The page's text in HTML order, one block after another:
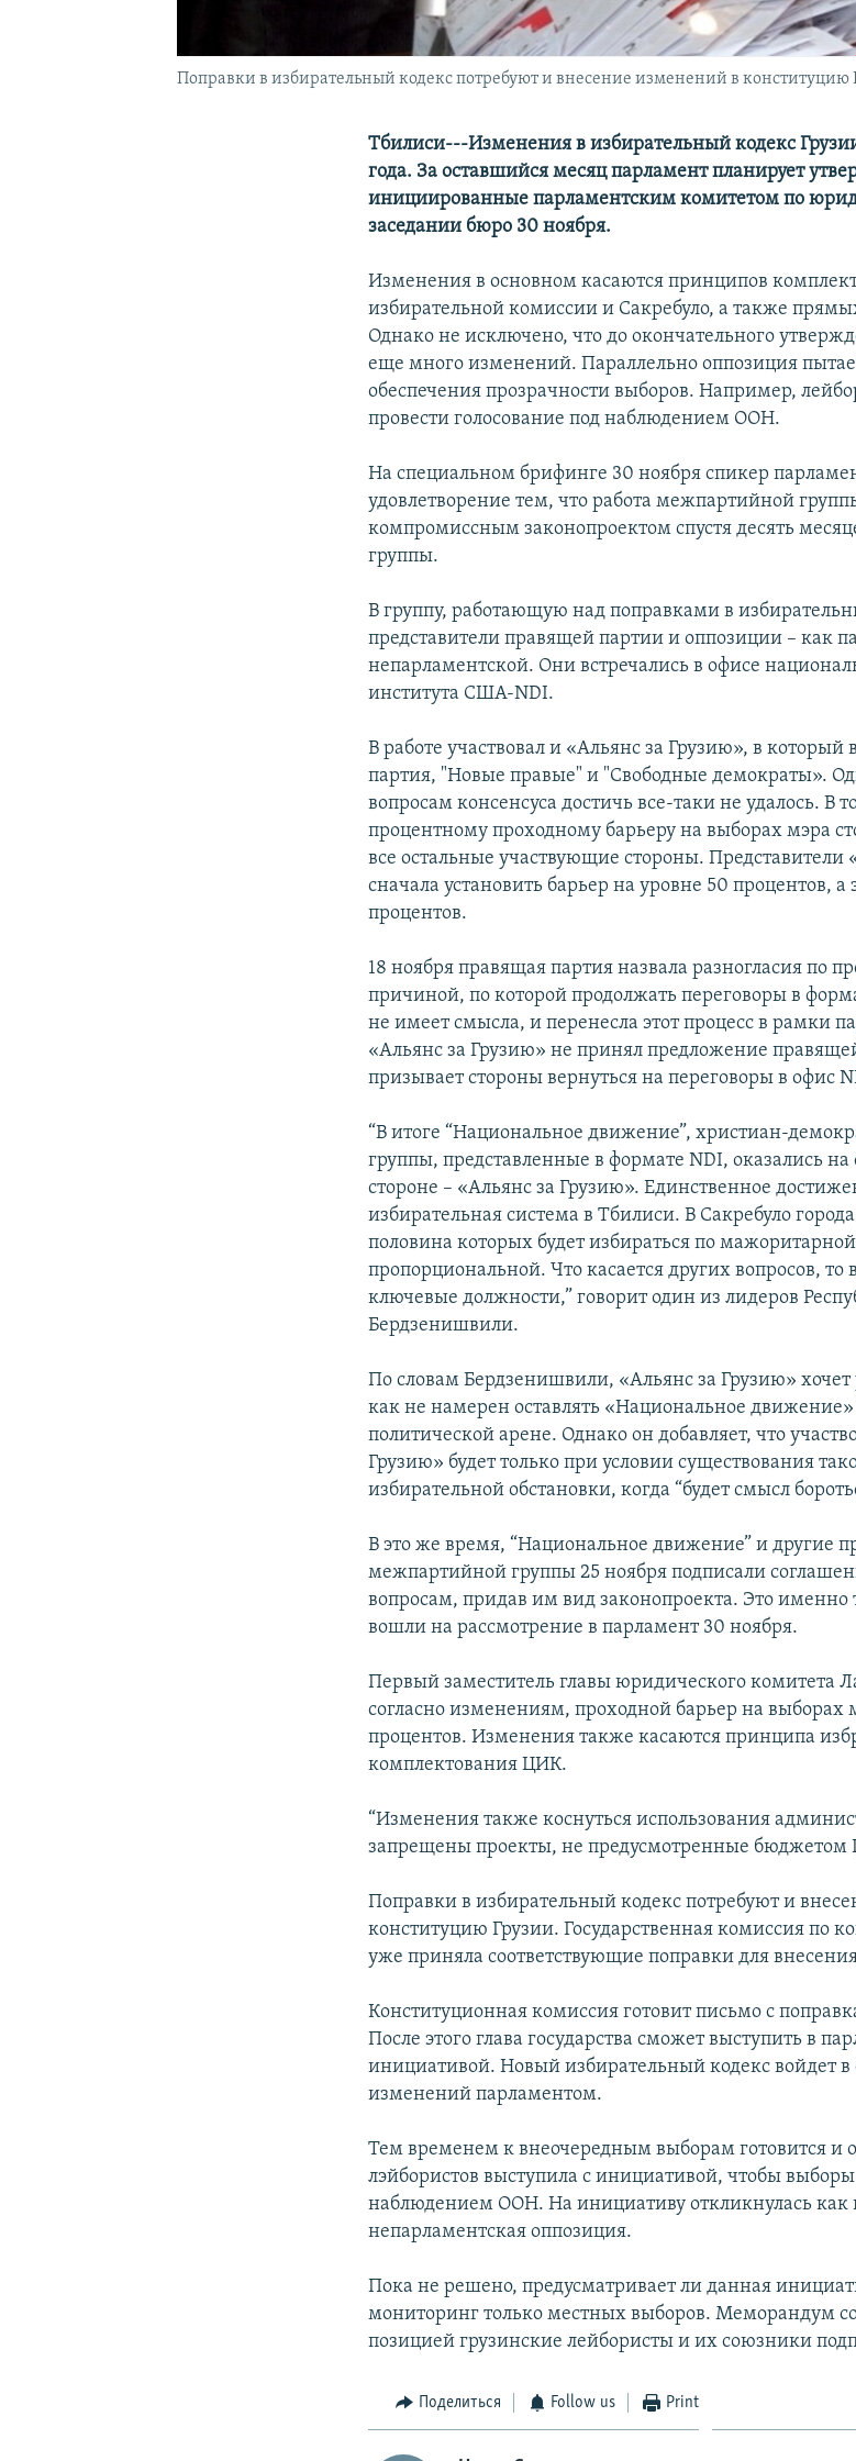
Поправки в избирательный кодекс потребуют и внесение изменений в конституцию
Тбилиси---Изменения в избирательный кодекс
года. За оставшийся месяц парламент планирует
инициированные парламентским комитетом по
заседании бюро 30 ноября.
Изменения в основном касаются принципов
избирательной комиссии и Сакребуло, а также
Однако не исключено, что до окончательного
еще много изменений. Параллельно оппозиция
обеспечения прозрачности выборов. Например,
провести голосование под наблюдением ООН.
На специальном брифинге 30 ноября спикер
удовлетворение тем, что работа межпартийной
компромиссным законопроектом спустя десять
группы.
В группу, работающую над поправками в
представители правящей партии и оппозиции – как
непарламентской. Они встречались в офисе
института США-NDI.
В работе участвовал и «Альянс за Грузию», в который
партия, "Новые правые" и "Свободные демократы».
вопросам консенсуса достичь все-таки не удалось. В
процентному проходному барьеру на выборах мэра
все остальные участвующие стороны. Представители
сначала установить барьер на уровне 50 процентов, а
процентов.
18 ноября правящая партия назвала разногласия по
причиной, по которой продолжать переговоры в
не имеет смысла, и перенесла этот процесс в рамки
«Альянс за Грузию» не принял предложение
призывает стороны вернуться на переговоры в офис
“В итоге “Национальное движение”, христиан-
группы, представленные в формате NDI, оказались на
стороне – «Альянс за Грузию». Единственное
избирательная система в Тбилиси. В Сакребуло
половина которых будет избираться по
пропорциональной. Что касается других вопросов, то
ключевые должности,” говорит один из лидеров
Бердзенишвили.
По словам Бердзенишвили, «Альянс за Грузию» хочет
как не намерен оставлять «Национальное
политической арене. Однако он добавляет, что
Грузию» будет только при условии существования
избирательной обстановки, когда “будет смысл
В это же время, “Национальное движение” и другие
межпартийной группы 25 ноября подписали
вопросам, придав им вид законопроекта. Это именно
вошли на рассмотрение в парламент 30 ноября.
Первый заместитель главы юридического комитета
согласно изменениям, проходной барьер на выборах
процентов. Изменения также касаются принципа
комплектования ЦИК.
“Изменения также коснуться использования
запрещены проекты, не предусмотренные бюджетом
Поправки в избирательный кодекс потребуют и
конституцию Грузии. Государственная комиссия по
уже приняла соответствующие поправки для
Конституционная комиссия готовит письмо с
После этого глава государства сможет выступить в
инициативой. Новый избирательный кодекс войдет в
изменений парламентом.
Тем временем к внеочередным выборам готовится и
лэйбористов выступила с инициативой, чтобы
наблюдением ООН. На инициативу откликнулась как
непарламентская оппозиция.
Пока не решено, предусматривает ли данная
мониторинг только местных выборов. Меморандум
позицией грузинские лейбористы и их союзники
Поделиться Follow us Print